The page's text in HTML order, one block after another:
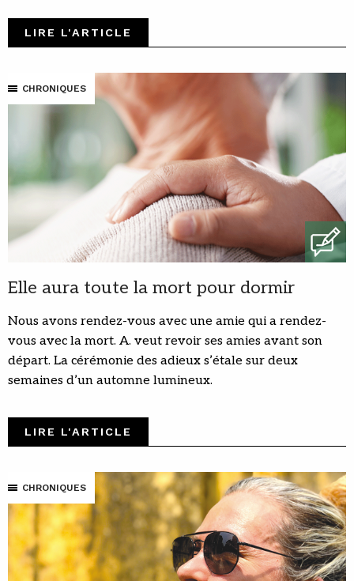
LIRE L'ARTICLE
CHRONIQUES
Elle aura toute la mort pour dormir
Nous avons rendez-vous avec une amie qui a rendez-
vous avec la mort. A. veut revoir ses amies avant son
départ. La cérémonie des adieux s’étale sur deux
semaines d’un automne lumineux.
LIRE L'ARTICLE
CHRONIQUES